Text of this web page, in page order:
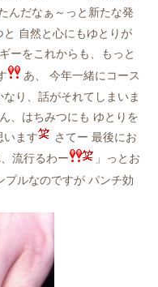
んだなぁ～っと新たな発
自然と心にもゆとりが
ーをこれからも、もっと
あ、 今年一緒にコース
り、話がそれてしまいま
、はちみつにも ゆとりを
います
さてー 最後にお
、流行るわー
」っとお
プルなのですが パンチ効